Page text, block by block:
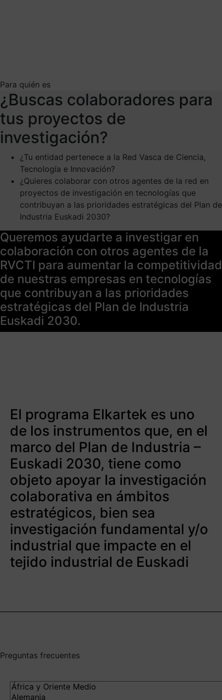
Para quién es
¿Buscas colaboradores para
tus proyectos de
investigación?
¿Tu entidad pertenece a la Red Vasca de Ciencia,
Tecnología e Innovación?
¿Quieres colaborar con otros agentes de la red en
proyectos de investigación en tecnologías que
contribuyan a las prioridades estratégicas del Plan de
Industria Euskadi 2030?
Queremos ayudarte a investigar en
colaboración con otros agentes de la
RVCTI para aumentar la competitividad
de nuestras empresas en tecnologías
que contribuyan a las prioridades
estratégicas del Plan de Industria
Euskadi 2030.
El programa Elkartek es uno
de los instrumentos que, en el
marco del Plan de Industria –
Euskadi 2030, tiene como
objeto apoyar la investigación
colaborativa en ámbitos
estratégicos, bien sea
investigación fundamental y/o
industrial que impacte en el
tejido industrial de Euskadi
Preguntas frecuentes